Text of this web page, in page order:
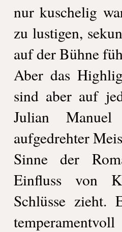
nur kuschelig
zu lustigen,
auf der Bühne
Aber das
sind aber auf
Julian
aufgedrehter
Sinne der
Einfluss von
Schlüsse zieht.